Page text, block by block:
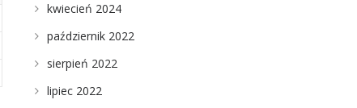
kwiecień 2024
październik 2022
sierpień 2022
lipiec 2022